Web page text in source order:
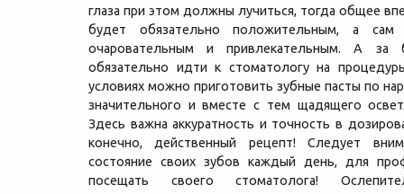
глаза при этом должны лучиться, тогда общее
будет обязательно положительным, а сам
очаровательным и привлекательным. А за
обязательно идти к стоматологу на
условиях можно приготовить зубные пасты по
значительного и вместе с тем щадящего
Здесь важна аккуратность и точность в
конечно, действенный рецепт! Следует
состояние своих зубов каждый день, для
посещать своего стоматолога!